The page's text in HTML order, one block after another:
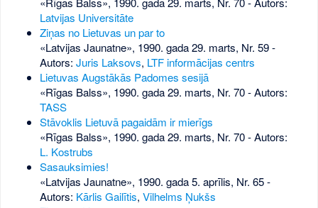
Latvijas Universitāte
Ziņas no Lietuvas un par to
«Latvijas Jaunatne», 1990. gada 29. marts, Nr. 59-
Autors: Juris Laksovs, LTF informācijas centrs
Lietuvas Augstākās Padomes sesijā
«Rīgas Balss», 1990. gada 29. marts, Nr. 70- Autors:
TASS
Stāvoklis Lietuvā pagaidām ir mierīgs
«Rīgas Balss», 1990. gada 29. marts, Nr. 70- Autors:
L. Kostrubs
Sasauksimies!
«Latvijas Jaunatne», 1990. gada 5. aprīlis, Nr. 65-
Autors: Kārlis Gailītis, Vilhelms Ņukšs